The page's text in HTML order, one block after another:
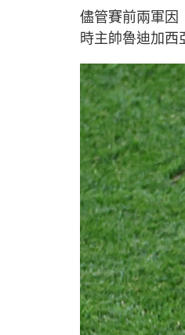
儘管賽前兩軍因
時主帥魯迪加西